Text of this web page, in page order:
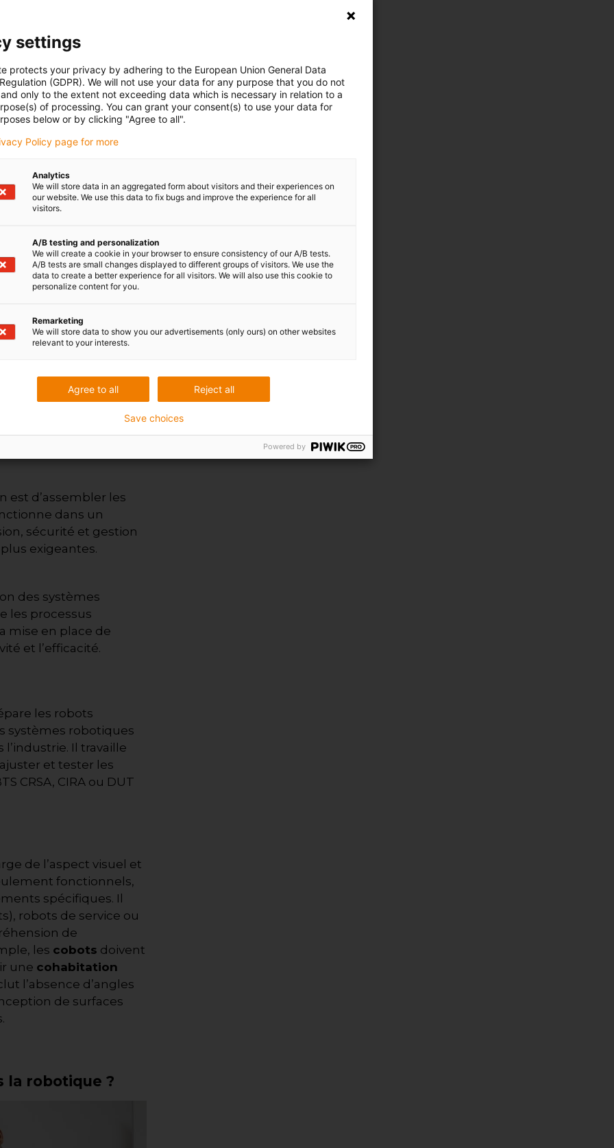
robotiques
des tâches
les étapes de
mise en production. Il
programmation, et
ENSAM…) avec un
la recherche et au
Le responsable
existantes pour
besoins industriels.
ou une
robotique
les robots. Il doit
adaptés aux
Son rôle estclé, car
son code. Un robot
moins réactif, ce qui
production et la
est d’assembler les
dans un
sécurité et gestion
exigeantes.
des systèmes
les processus
mise en place de
et l’efficacité.
les robots
systèmes robotiques
Il travaille
et tester les
CRSA, CIRA ou DUT
de l’aspect visuel et
fonctionnels,
spécifiques. Il
robots de service ou
de
les cobots doivent
une cohabitation
l’absence d’angles
de surfaces
la robotique ?
settings
protects your privacy by adhering to the European Union General Data
(GDPR). We will not use your data for any purpose that you do not
only to the extent not exceeding data which is necessary in relation to a
of processing. You can grant your consent(s) to use your data for
below or by clicking "Agree to all".
Policy page for more
Analytics
We will store data in an aggregated form about visitors and their experiences on
our website. We use this data to fix bugs and improve the experience for all
visitors.
A/B testing and personalization
We will create a cookie in your browser to ensure consistency of our A/B tests.
A/B tests are small changes displayed to different groups of visitors. We use the
data to create a better experience for all visitors. We will also use this cookie to
personalize content for you.
Remarketing
We will store data to show you our advertisements (only ours) on other websites
relevant to your interests.
Agree to all Reject all
Save choices
Powered by